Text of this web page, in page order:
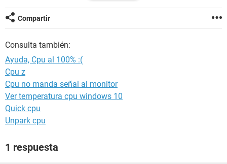
Me eh tratado de informar y decían que al pasar esto podía
aun así fuera eso me demoraría una eternidad en encontrar
dicho proceso ya que todos al parecer tienen nombres
diferentes y no quiero reiniciar mi pc de fabrica otra vez :(
Compartir
Consulta también:
Ayuda, Cpu al 100% :(
Cpu z
Cpu no manda señal al monitor
Ver temperatura cpu windows 10
Quick cpu
Unpark cpu
1 respuesta